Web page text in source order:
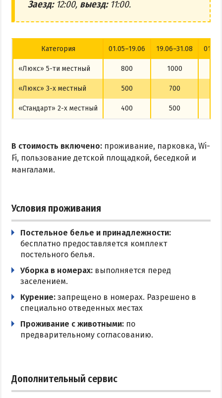
Заезд:12:00, выезд:11:00.
Категория 01.05–19.06 19.06–31.08
«Люкс» 5-ти местный 800 1000
«Люкс» 3-х местный 500 700
«Стандарт» 2-х местный 400 500
В стоимость включено: проживание, парковка, Wi-
Fi, пользование детской площадкой, беседкой и
мангалами.
Условия проживания
Постельное белье и принадлежности:
бесплатно предоставляется комплект
постельного белья.
Уборка в номерах: выполняется перед
заселением.
Курение: запрещено в номерах. Разрешено в
специально отведенных местах
Проживание с животными: по
предварительному согласованию.
Дополнительный сервис